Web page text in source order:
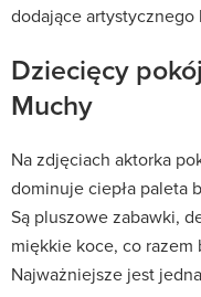
dodające
Dziecięcy
Muchy
Na zdjęciach aktorka
dominuje ciepła paleta
Są pluszowe zabawki,
miękkie koce, co
Najważniejsze jest